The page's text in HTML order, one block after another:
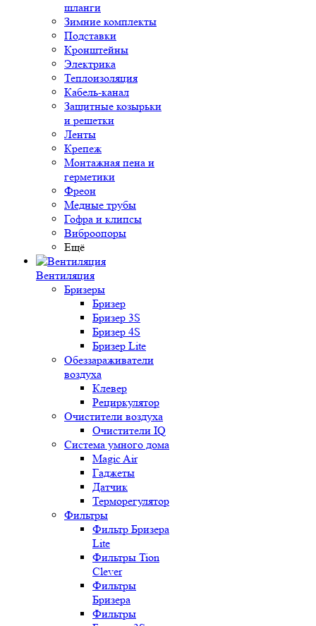
шланги
Зимние комплекты
Подставки
Кронштейны
Электрика
Теплоизоляция
Кабель-канал
Защитные козырьки
и решетки
Ленты
Крепеж
Монтажная пена и
герметики
Фреон
Медные трубы
Гофра и клипсы
Виброопоры
Ещё
Вентиляция
Бризеры
Бризер
Бризер 3S
Бризер 4S
Бризер Lite
Обеззараживатели
воздуха
Клевер
Рециркулятор
Очистители воздуха
Очистители IQ
Система умного дома
Magic Air
Гаджеты
Датчик
Терморегулятор
Фильтры
Фильтр Бризера
Lite
Фильтры Tion
Clever
Фильтры
Бризера
Фильтры